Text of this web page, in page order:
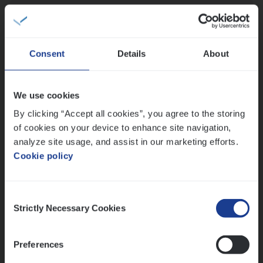
Consent Details About
We use cookies
By clicking “Accept all cookies”, you agree to the storing
of cookies on your device to enhance site navigation,
analyze site usage, and assist in our marketing efforts.
Cookie policy
Selection
Strictly Necessary Cookies
Preferences
Scha­de Expert Fleet
Claims Management
Antwerpen
Test Ana­lyst
IT, Change & Innovation
Antwerpen
Mathias houdt van diepgaande dossiers én droge